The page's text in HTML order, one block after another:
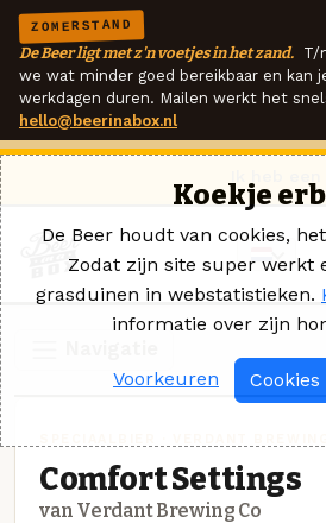
ZOMERSTAND
De Beer ligt met z'n voetjes in het zand. T/
we wat minder goed bereikbaar en kan
werkdagen duren. Mailen werkt het
hello@beerinabox.nl
Comfort Settings
van Verdant Brewing Co
Koekje
De Beer houdt van cookies,
Zodat zijn site super werkt
grasduinen in webstatistieken.
informatie over zijn
Voorkeuren